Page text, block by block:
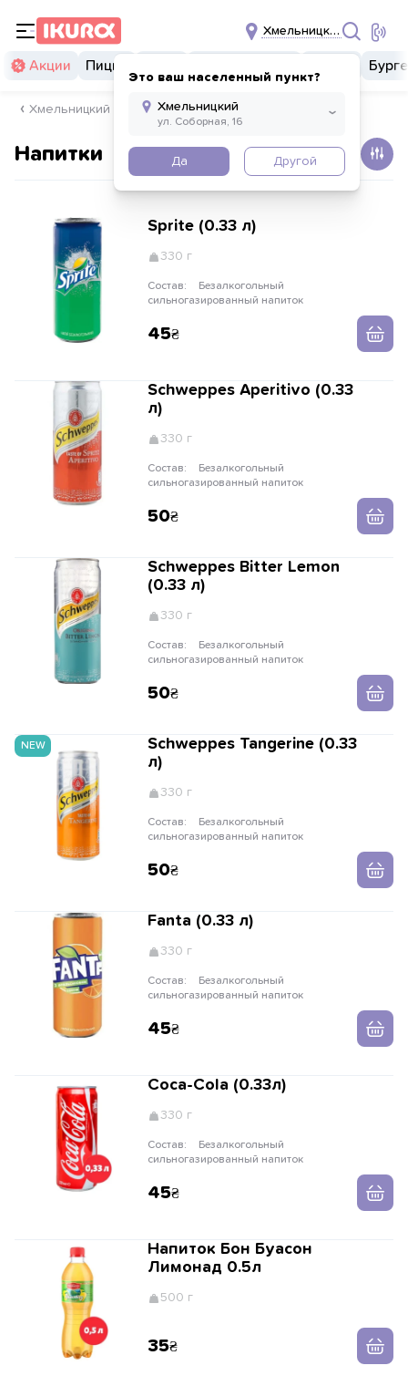
Хмельницкий
Это ваш населенный пункт?
Да Другой
Акции Пицца
Хмельницкий
Напитки
Sprite (0.33 л)
330 г
Состав:
сильногазированный напиток
45
Schweppes Aperitivo (0.33
л)
330 г
Состав:
сильногазированный напиток
50
Schweppes Bitter Lemon
(0.33 л)
330 г
Состав:
сильногазированный напиток
50
NEW
Schweppes Tangerine (0.33
л)
330 г
Состав:
сильногазированный напиток
50
Fanta (0.33 л)
330 г
Состав:
сильногазированный напиток
45
Coca-Cola (0.33л)
330 г
Состав:
сильногазированный напиток
45
Напиток Бон Буасон
Лимонад 0.5л
500 г
35